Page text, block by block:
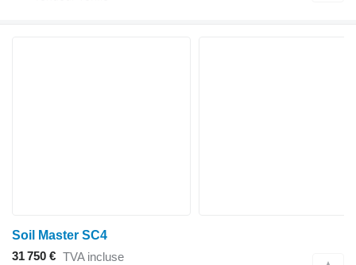
Soil Master SC4
31 750 € TVA incluse